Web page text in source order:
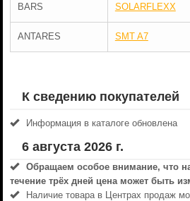
BARS SOLARFLEXX
ANTARES SMT A7
К сведению покупателей
Информация в каталоге обновлена
6 августа 2026 г.
Обращаем особое внимание, что
течениe трёх дней цена может быть
Наличие товара в Центрах продаж